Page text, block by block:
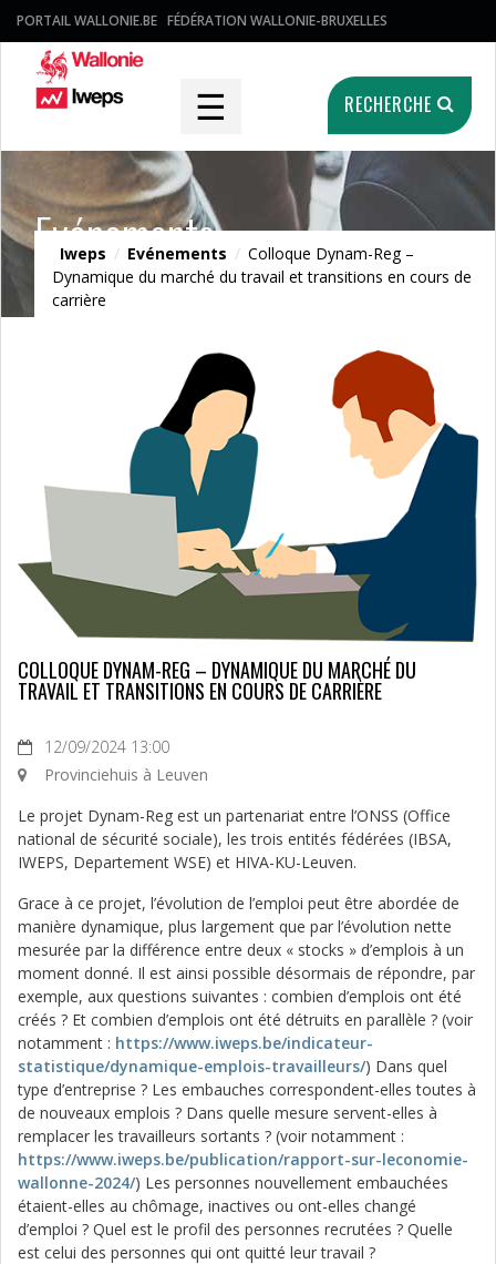
PORTAIL WALLONIE.BE FÉDÉRATION WALLONIE-BRUXELLES
☰ RECHERCHE
Evénements
Iweps / Evénements / Colloque Dynam-Reg –
Dynamique du marché du travail et transitions en cours de
carrière
COLLOQUE DYNAM-REG – DYNAMIQUE DU MARCHÉ DU
TRAVAIL ET TRANSITIONS EN COURS DE CARRIÈRE
12/09/2024 13:00
Provinciehuis à Leuven
Le projet Dynam-Reg est un partenariat entre l’ONSS (Office
national de sécurité sociale), les trois entités fédérées (IBSA,
IWEPS, Departement WSE) et HIVA-KU-Leuven.
Grace à ce projet, l’évolution de l’emploi peut être abordée de
manière dynamique, plus largement que par l’évolution nette
mesurée par la différence entre deux « stocks » d’emplois à un
moment donné. Il est ainsi possible désormais de répondre, par
exemple, aux questions suivantes : combien d’emplois ont été
créés ? Et combien d’emplois ont été détruits en parallèle ? (voir
notamment : https://www.iweps.be/indicateur-
statistique/dynamique-emplois-travailleurs/) Dans quel
type d’entreprise ? Les embauches correspondent-elles toutes à
de nouveaux emplois ? Dans quelle mesure servent-elles à
remplacer les travailleurs sortants ? (voir notamment :
https://www.iweps.be/publication/rapport-sur-leconomie-
wallonne-2024/) Les personnes nouvellement embauchées
étaient-elles au chômage, inactives ou ont-elles changé
d’emploi ? Quel est le profil des personnes recrutées ? Quelle
est celui des personnes qui ont quitté leur travail ?